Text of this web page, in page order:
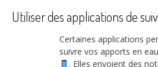
Utiliser des applications de
Certaines applications
suivre vos apports en
. Elles envoient des